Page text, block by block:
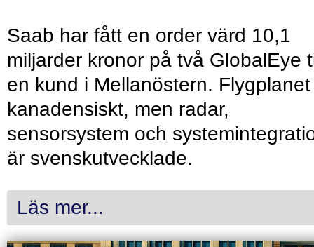
Saab har fått en order värd 10,1
miljarder kronor på två GlobalEye
en kund i Mellanöstern.
kanadensiskt, men radar,
sensorsystem och
är svenskutvecklade.
Läs mer...